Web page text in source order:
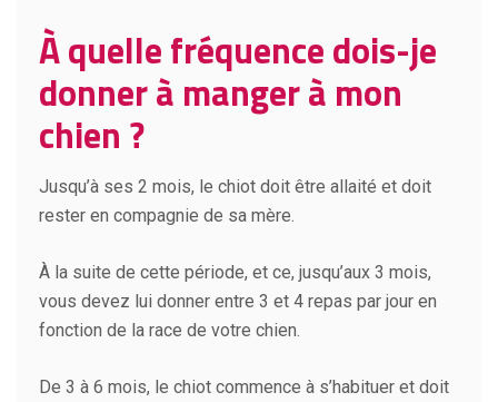
Àquelle fréquence dois-je
donner à manger à mon
chien ?
Jusqu’à ses 2 mois, le chiot doit être allaité et doit
rester en compagnie de sa mère.
À la suite de cette période, et ce, jusqu’aux 3 mois,
vous devez lui donner entre 3 et 4 repas par jour en
fonction de la race de votre chien.
De 3 à 6 mois, le chiot commence à s’habituer et doit